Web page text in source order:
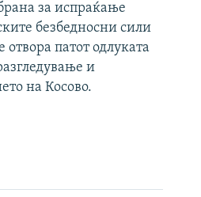
за испраќање
безбедносни сили
патот одлуката
и
на Косово.